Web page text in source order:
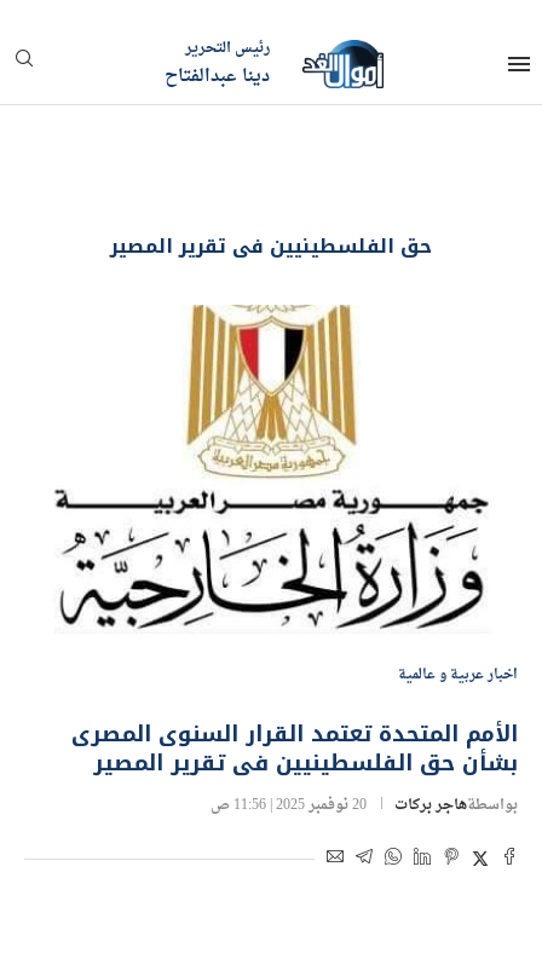
رئيس التحرير
دينا عبدالفتاح
حق الفلسطينيين فى تقرير المصير
اخبار عربية و عالمية
الأمم المتحدة تعتمد القرار السنوى المصرى
بشأن حق الفلسطينيين فى تقرير المصير
بواسطة هاجر بركات 20 نوفمبر 2025 | 11:56 ص